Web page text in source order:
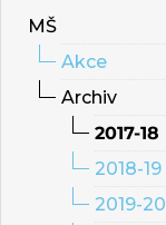
MŠ
Akce
Archiv
2017-18
2018-19
2019-20